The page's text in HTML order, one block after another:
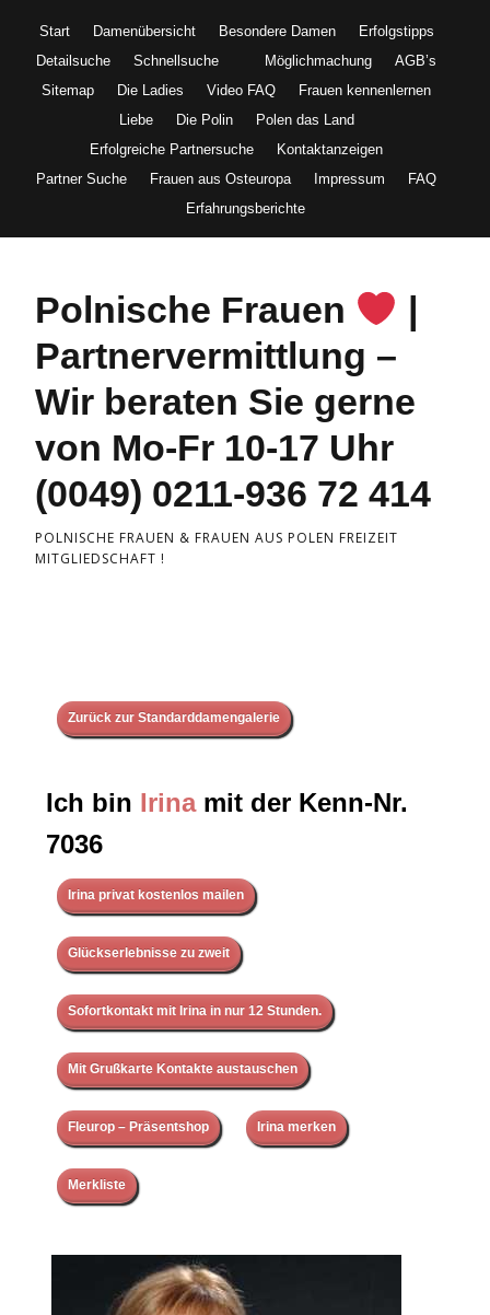
Start Damenübersicht Besondere Damen
Erfolgstipps
Detailsuche
Schnellsuche Möglichmachung
AGB’s
Sitemap
Die Ladies Video FAQ
Frauen kennenlernen
Liebe
Die Polin
Polen das Land
Erfolgreiche Partnersuche
Kontaktanzeigen
Partner Suche
Frauen aus Osteuropa Impressum
FAQ
Erfahrungsberichte
Polnische Frauen
|
Partnervermittlung –
Wir beraten Sie gerne
von Mo-Fr 10-17 Uhr
(0049) 0211-936 72 414
POLNISCHE FRAUEN & FRAUEN AUS POLEN FREIZEIT
MITGLIEDSCHAFT !
Zurück zur Standarddamengalerie
Ich bin Irinamit der Kenn-Nr.
7036
Irina privat kostenlos mailen
Glückserlebnisse zu zweit
Sofortkontakt mit Irina in nur 12 Stunden.
Mit Grußkarte Kontakte austauschen
Fleurop – Präsentshop Irina merken
Merkliste